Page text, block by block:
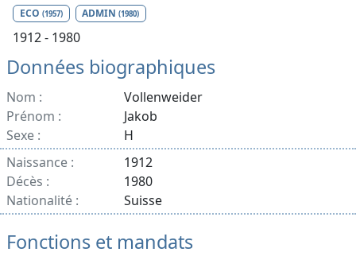
ECO (1957) ADMIN(1980)
1912 - 1980
Données biographiques
Nom :
Vollenweider
Prénom :
Jakob
Sexe :
H
Naissance :
1912
Décès :
1980
Nationalité :
Suisse
Fonctions et mandats